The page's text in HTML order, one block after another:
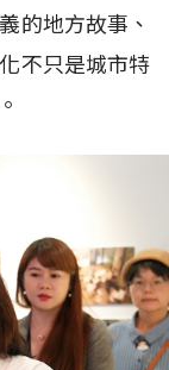
的地方故事、
不只是城市特